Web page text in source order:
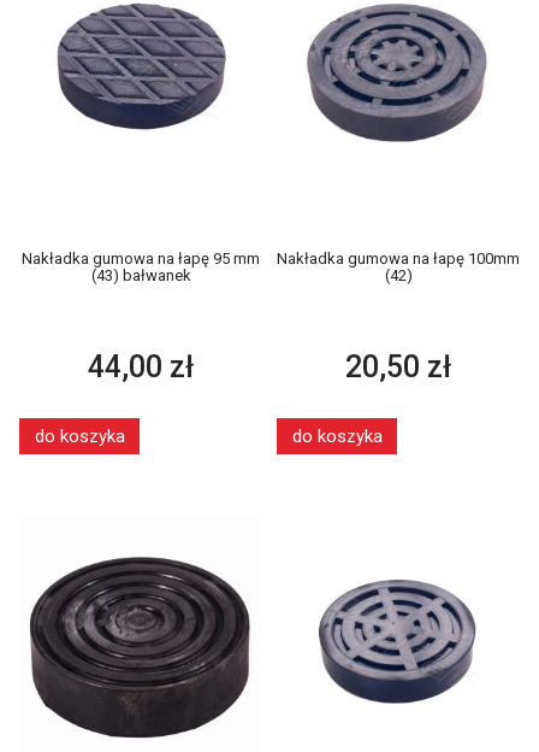
Nakładka gumowa na łapę 95 mm
(43) bałwanek
44,00 zł
do koszyka
Nakładka gumowa na łapę 100mm
(42)
20,50 zł
do koszyka